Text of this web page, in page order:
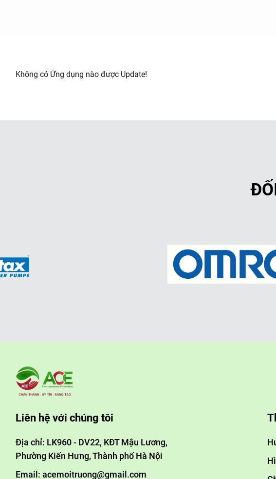
Không có Ứng dụng nào được Update!
Liên hệ với chúng tôi
Địa chỉ: LK960 - DV22, KĐT Mậu Lương,
Phường Kiến Hưng, Thành phố Hà Nội
Email: acemoitruong@gmail.com